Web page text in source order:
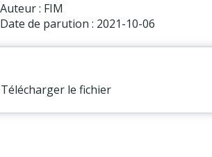
Auteur : FIM
Date de parution : 2021-10-06
Télécharger le fichier